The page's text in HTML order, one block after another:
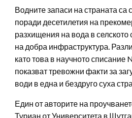
Водните запаси на страната са
поради десетилетия на
разхищения на вода в селското
на добра инфраструктура.
като това в научното списание
показват тревожни факти за
води в една и бездруго суха
Един от авторите на
Туриан от Университета в